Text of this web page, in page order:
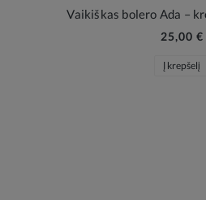
Vaikiškas bolero Ada –
25,00 €
Į krepšelį